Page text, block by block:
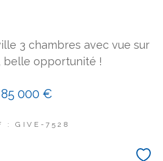
3 chambres avec vue sur
belle opportunité !
85 000 €
: GIVE-7528